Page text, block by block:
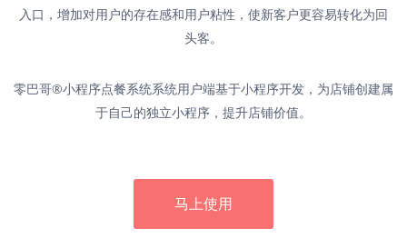
入口，增加对用户的存在感和用户粘性，使新客户更容易转化为回
头客。
零巴哥®小程序点餐系统系统用户端基于小程序开发，为店铺创建属
于自己的独立小程序，提升店铺价值。
马上使用